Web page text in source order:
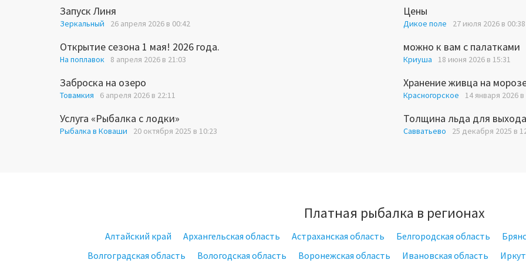
Запуск Линя
Зеркальный 26 апреля 2026 в 00:42
Открытие сезона 1 мая! 2026 года.
На поплавок 8 апреля 2026 в 21:03
Заброска на озеро
Товамкия 6 апреля 2026 в 22:11
Услуга «Рыбалка с лодки»
Рыбалка в Коваши 20 октября 2025 в 10:23
Цены
Дикое поле 27 июля 2026 в 00:38
можно к вам с палатками
Криуша 18 июня 2026 в 15:31
Хранение живца на
Красногорское 14 января 2026
Толщина льда для
Савватьево 25 декабря 2025 в
Платная рыбалка в регионах
Алтайский край Архангельская область Астраханская область Белгородская область
Волгоградская область
Вологодская область Воронежская область Ивановская область